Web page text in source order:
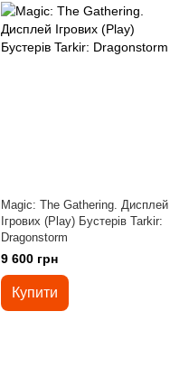
Magic: The Gathering. Дисплей
Ігрових (Play) Бустерів Tarkir:
Dragonstorm
9 600 грн
Купити